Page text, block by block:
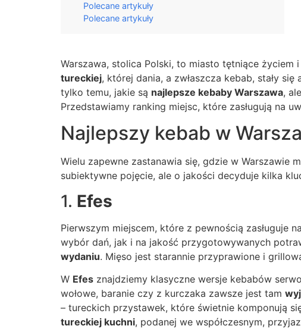
Polecane artykuły
Polecane artykuły
Warszawa, stolica Polski, to miasto tętniące życiem
tureckiej, której dania, a zwłaszcza kebab, stały
tylko temu, jakie są najlepsze kebaby Warszawa,
Przedstawiamy ranking miejsc, które zasługują na
Najlepszy kebab w
Wielu zapewne zastanawia się, gdzie w Warszawie
subiektywne pojęcie, ale o jakości decyduje kilka
1. Efes
Pierwszym miejscem, które z pewnością zasługuje
wybór dań, jak i na jakość przygotowywanych
wydaniu. Mięso jest starannie przyprawione i
W Efes znajdziemy klasyczne wersje kebabów
wołowe, baranie czy z kurczaka zawsze jest tam
– tureckich przystawek, które świetnie komponują
tureckiej kuchni, podanej we współczesnym,